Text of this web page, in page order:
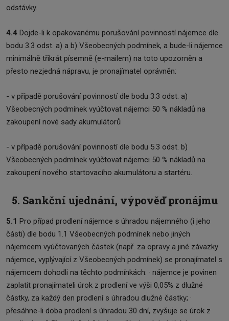
odstávky.
4.4 Dojde-li k opakovanému porušování povinností nájemce dle
bodu 3.3 odst. a) a b) Všeobecných podmínek, a bude-li nájemce
minimálně třikrát písemně (e-mailem) na toto upozorněn a
přesto nezjedná nápravu, je pronajímatel oprávněn:
- v případě porušování povinností dle bodu 3.3 odst. a)
Všeobecných podmínek vyúčtovat nájemci 50 % nákladů na
zakoupení nové sady akumulátorů
- v případě porušování povinností dle bodu 5.3 odst. b)
Všeobecných podmínek vyúčtovat nájemci 50 % nákladů na
zakoupení nového startovacího akumulátoru a startéru.
5. Sankční ujednání, výpověď pronájmu
5.1 Pro případ prodlení nájemce s úhradou nájemného (i jeho
části) dle bodu 1.1 Všeobecných podmínek nebo jiných
nájemcem vyúčtovaných částek (např. za opravy a jiné závazky
nájemce, vyplývající z Všeobecných podmínek) se pronajímatel s
nájemcem dohodli na těchto podmínkách: · nájemce je povinen
zaplatit pronajímateli úrok z prodlení ve výši 0,05% z dlužné
částky, za každý den prodlení s úhradou dlužné částky; ·
přesáhne-li doba prodlení s úhradou 30 dní, zvyšuje se úrok z